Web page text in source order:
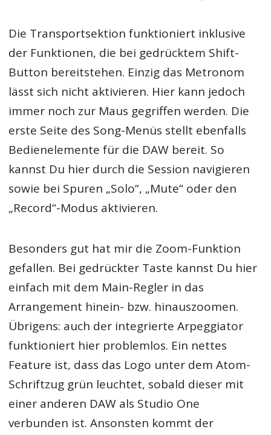
Die Transportsektion funktioniert inklusive
der Funktionen, die bei gedrücktem Shift-
Button bereitstehen. Einzig das Metronom
lässt sich nicht aktivieren. Hier kann jedoch
immer noch zur Maus gegriffen werden. Die
erste Seite des Song-Menüs stellt ebenfalls
Bedienelemente für die DAW bereit. So
kannst Du hier durch die Session navigieren
sowie bei Spuren „Solo“, „Mute“ oder den
„Record“-Modus aktivieren.
Besonders gut hat mir die Zoom-Funktion
gefallen. Bei gedrückter Taste kannst Du hier
einfach mit dem Main-Regler in das
Arrangement hinein- bzw. hinauszoomen.
Übrigens: auch der integrierte Arpeggiator
funktioniert hier problemlos. Ein nettes
Feature ist, dass das Logo unter dem Atom-
Schriftzug grün leuchtet, sobald dieser mit
einer anderen DAW als Studio One
verbunden ist. Ansonsten kommt der